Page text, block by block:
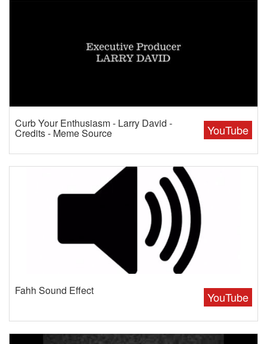
YouTube
Curb Your Enthusiasm - Larry David -
Credits - Meme Source
YouTube
Fahh Sound Effect